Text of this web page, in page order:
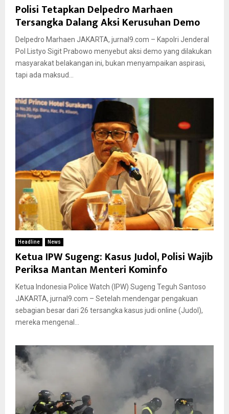
Polisi Tetapkan Delpedro Marhaen
Tersangka Dalang Aksi Kerusuhan Demo
Delpedro Marhaen JAKARTA, jurnal9.com – Kapolri Jenderal
Pol Listyo Sigit Prabowo menyebut aksi demo yang dilakukan
masyarakat belakangan ini, bukan menyampaikan aspirasi,
tapi ada maksud...
Headline News
Ketua IPW Sugeng: Kasus Judol, Polisi Wajib
Periksa Mantan Menteri Kominfo
Ketua Indonesia Police Watch (IPW) Sugeng Teguh Santoso
JAKARTA, jurnal9.com – Setelah mendengar pengakuan
sebagian besar dari 26 tersangka kasus judi online (Judol),
mereka mengenal...